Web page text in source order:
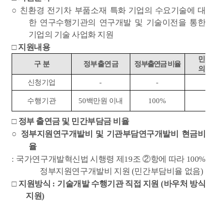
○ 친환경 전기차 부품소재 특화 기업의 수요기술에 대
한 연구수행기관의 연구개발 및 기술이전을 통한
기업의 기술 사업화 지원
□ 지원내용
구 분 정부출연금 정부출연금 비율
민간
의무
신청기업
- -
수행기관 50백만원 이내 100%
□ 정부 출연금 및 민간부담금 비율
○ 정부지원연구개발비 및 기관부담연구개발비 현금비
율
: 국가연구개발혁신법 시행령 제19조 ②항에 따라 100%
정부지원연구개발비 지원 (민간부담비율 없음)
□ 지원방식 : 기술개발 수행기관 직접 지원 (바우처 방식
지원)